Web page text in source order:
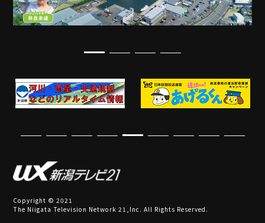
Copyright © 2021
The Niigata Television Network 21,Inc. All Rights Reserved.